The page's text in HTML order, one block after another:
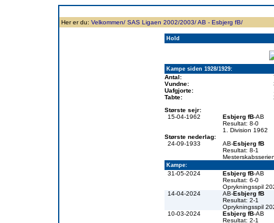
Her er du: Velkommen/ SAS Ligaen 2002/2003/AB - Esbjerg fB/
Hold
Kampe siden 1928/1929:
Antal:
Vundne:
Uafgjorte:
Tabte:
Største sejr:
15-04-1962
Esbjerg fB-AB
Resultat: 8-0
1. Division 1962
Største nederlag:
24-09-1933
AB-Esbjerg fB
Resultat: 8-1
Kampe:
31-05-2024 Esbjerg fB-AB
Resultat: 6-0
Oprykningsspil
14-04-2024
AB-Esbjerg fB
Resultat: 2-1
Oprykningsspil
10-03-2024
Esbjerg fB-AB
Resultat: 2-1